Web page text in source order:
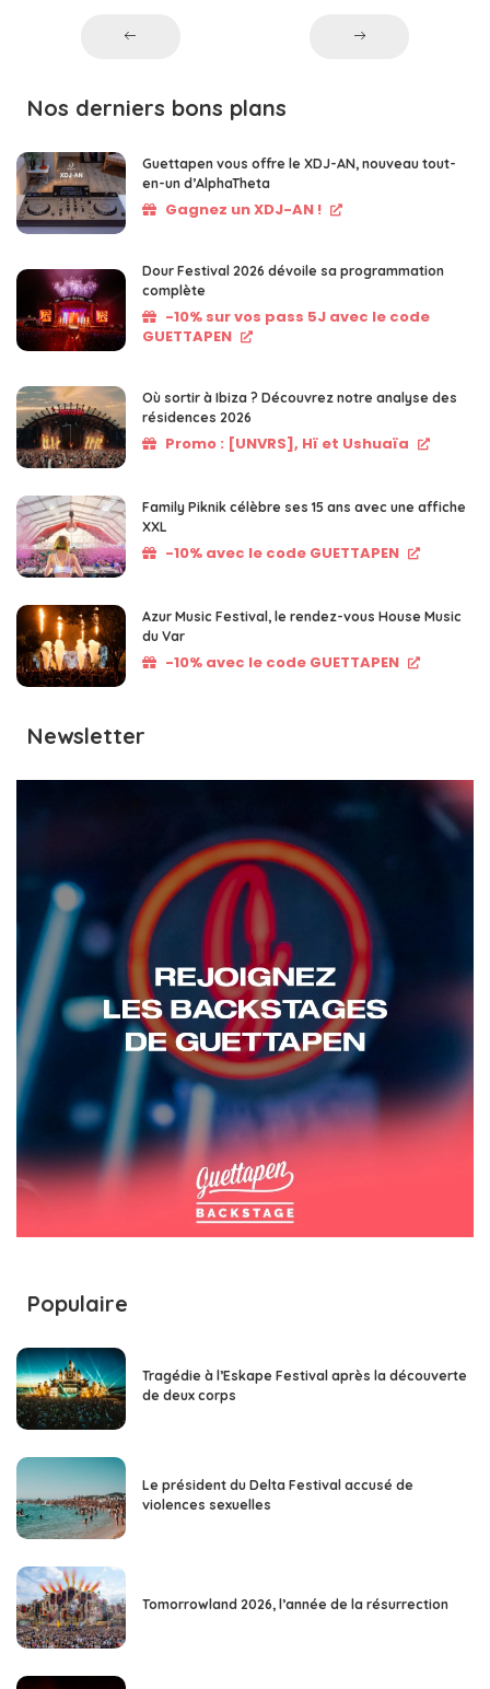
Nos derniers bons plans
Guettapen vous offre le XDJ-AN, nouveau tout-
en-un d’AlphaTheta
Gagnez un XDJ-AN !
Dour Festival 2026 dévoile sa programmation
complète
-10% sur vos pass 5J avec le code
GUETTAPEN
Où sortir à Ibiza ? Découvrez notre analyse des
résidences 2026
Promo : [UNVRS], Hï et Ushuaïa
Family Piknik célèbre ses 15 ans avec une affiche
XXL
-10% avec le code GUETTAPEN
Azur Music Festival, le rendez-vous House Music
du Var
-10% avec le code GUETTAPEN
Newsletter
Populaire
Tragédie à l’Eskape Festival après la découverte
de deux corps
Le président du Delta Festival accusé de
violences sexuelles
Tomorrowland 2026, l’année de la résurrection